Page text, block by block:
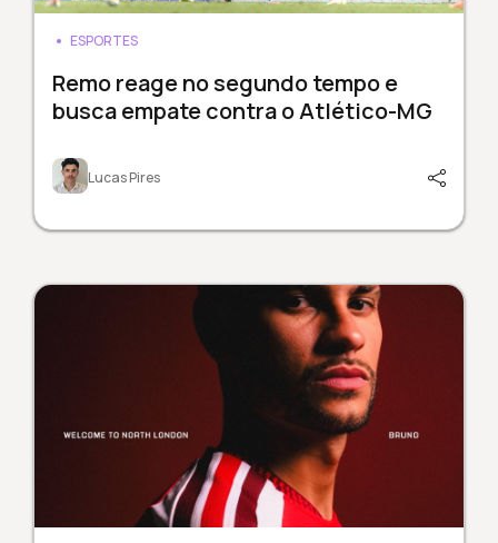
ESPORTES
Remo reage no segundo tempo e
busca empate contra o Atlético-MG
Lucas Pires